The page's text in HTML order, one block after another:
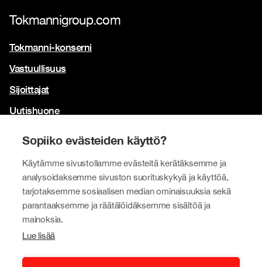
Sopiiko evästeiden käyttö?
Käytämme sivustollamme evästeitä kerätäksemme ja
analysoidaksemme sivuston suorituskykyä ja käyttöä,
tarjotaksemme sosiaalisen median ominaisuuksia sekä
parantaaksemme ja räätälöidäksemme sisältöä ja
mainoksia.
Lue lisää
Tokmannigroup.com
Tokmanni-konserni
Vastuullisuus
Sijoittajat
Uutishuone
Brändimme
Tokmanni
SPAR Suomi
Click Shoes ja Shoe House
Dollarstore
Big Dollar